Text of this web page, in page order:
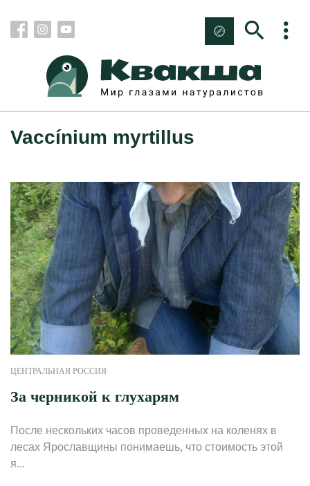
Vaccínium myrtillus
ЦЕНТРАЛЬНАЯ РОССИЯ
За черникой к глухарям
После нескольких часов проведенных на коленях в
лесах Ярославщины понимаешь, что стоимость этой
я...